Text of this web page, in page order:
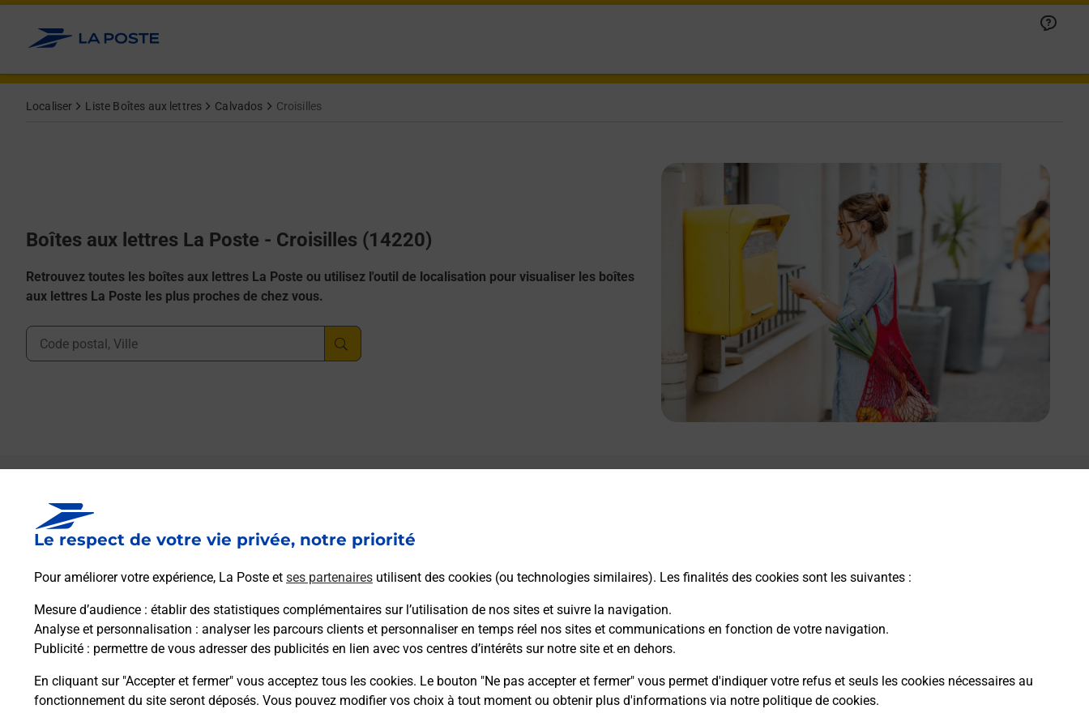
Le respect de votre vie privée, notre priorité
Pour améliorer votre expérience, La Poste et ses partenaires utilisent des cookies (ou technologies similaires). Les finalités des cookies sont les suivantes :
Mesure d’audience : établir des statistiques complémentaires sur l’utilisation de nos sites et suivre la navigation.
Analyse et personnalisation : analyser les parcours clients et personnaliser en temps réel nos sites et communications en fonction de votre navigation.
Publicité : permettre de vous adresser des publicités en lien avec vos centres d’intérêts sur notre site et en dehors.
En cliquant sur "Accepter et fermer" vous acceptez tous les cookies. Le bouton "Ne pas accepter et fermer" vous permet d'indiquer votre refus et seuls les cookies nécessaires au
fonctionnement du site seront déposés. Vous pouvez modifier vos choix à tout moment ou obtenir plus d'informations via notre politique de cookies.
Allez au contenu
Localiser Liste Boîtes aux lettres Calvados Croisilles
Boîtes aux lettres La Poste - Croisilles (14220)
Retrouvez toutes les boîtes aux lettres La Poste ou utilisez l'outil de localisation pour visualiser les boîtes
aux lettres La Poste les plus proches de chez vous.
Ville, Département, Code Postal
Boîte aux lettres La Poste
Prochaine collecte du courrier vendredià
14220 Croisilles
Itinéraire